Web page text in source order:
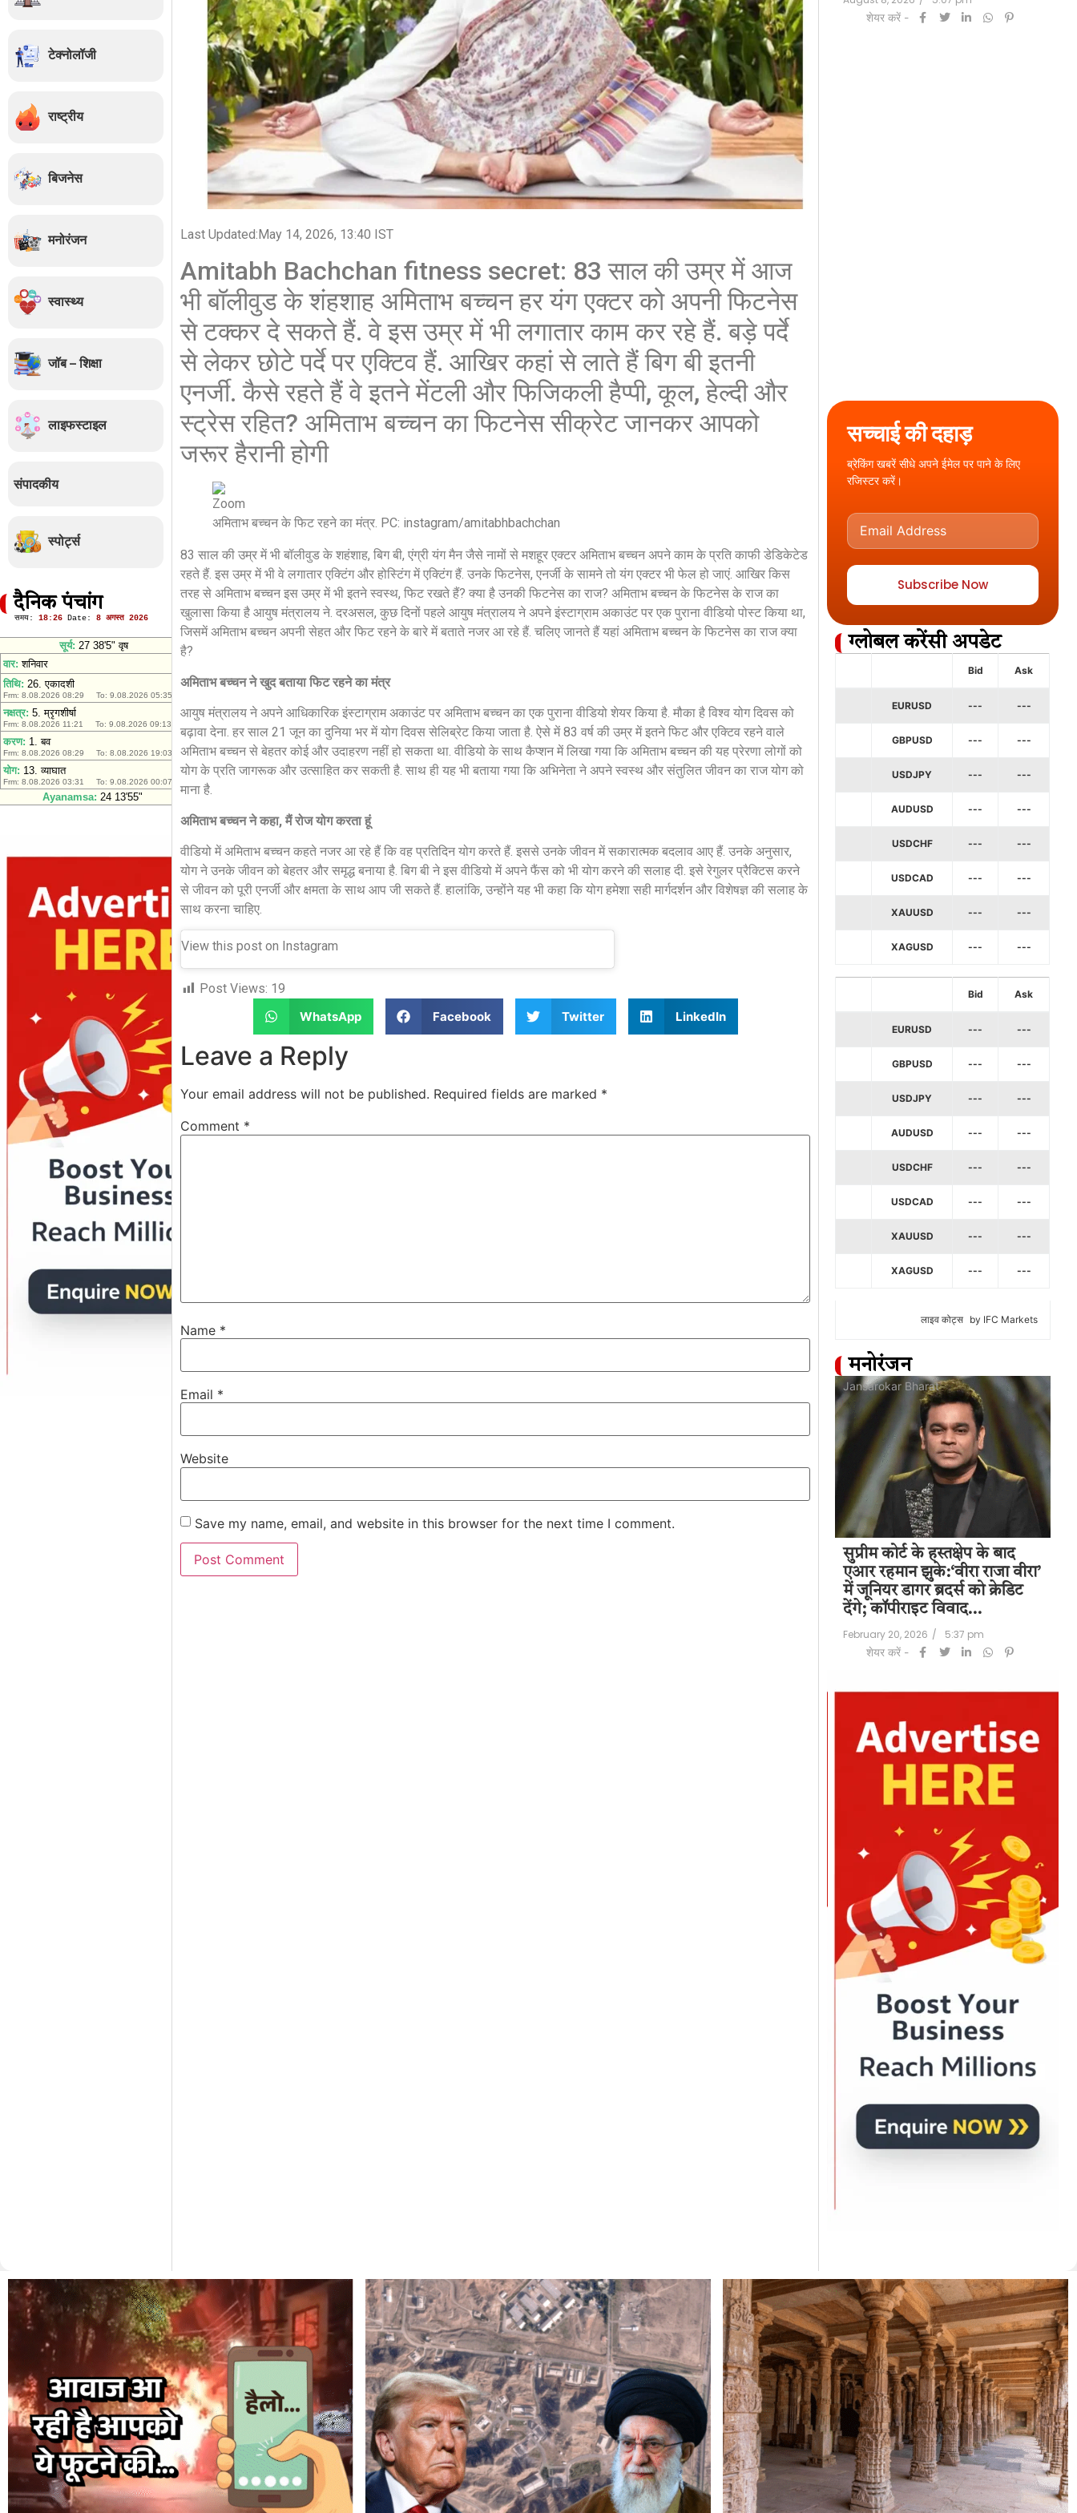
टेक्नोलॉजी
राष्ट्रीय
बिजनेस
मनोरंजन
स्वास्थ्य
जॉब – शिक्षा
लाइफस्टाइल
संपादकीय
स्पोर्ट्स
दैनिक पंचांग
Last Updated:May 14, 2026, 13:40 IST
Amitabh Bachchan fitness secret: 83 साल की उम्र में आज
भी बॉलीवुड के शंहशाह अमिताभ बच्चन हर यंग एक्टर को अपनी फिटनेस
से टक्कर दे सकते हैं. वे इस उम्र में भी लगातार काम कर रहे हैं. बड़े पर्दे
से लेकर छोटे पर्दे पर एक्टिव हैं. आखिर कहां से लाते हैं बिग बी इतनी
एनर्जी. कैसे रहते हैं वे इतने मेंटली और फिजिकली हैप्पी, कूल, हेल्दी और
स्ट्रेस रहित? अमिताभ बच्चन का फिटनेस सीक्रेट जानकर आपको
जरूर हैरानी होगी
अमिताभ बच्चन के फिट रहने का मंत्र. PC: instagram/amitabhbachchan
83 साल की उम्र में भी बॉलीवुड के शहंशाह, बिग बी, एंग्री यंग मैन जैसे नामों से मशहूर एक्टर अमिताभ बच्चन अपने काम के प्रति काफी डेडिकेटेड
रहते हैं. इस उम्र में भी वे लगातार एक्टिंग और होस्टिंग में एक्टिंग हैं. उनके फिटनेस, एनर्जी के सामने तो यंग एक्टर भी फेल हो जाएं. आखिर किस
तरह से अमिताभ बच्चन इस उम्र में भी इतने स्वस्थ, फिट रखते हैं? क्या है उनकी फिटनेस का राज? अमिताभ बच्चन के फिटनेस के राज का
खुलासा किया है आयुष मंत्रालय ने. दरअसल, कुछ दिनों पहले आयुष मंत्रालय ने अपने इंस्टाग्राम अकाउंट पर एक पुराना वीडियो पोस्ट किया था,
जिसमें अमिताभ बच्चन अपनी सेहत और फिट रहने के बारे में बताते नजर आ रहे हैं. चलिए जानते हैं यहां अमिताभ बच्चन के फिटनेस का राज क्या
है?
अमिताभ बच्चन ने खुद बताया फिट रहने का मंत्र
आयुष मंत्रालय ने अपने आधिकारिक इंस्टाग्राम अकाउंट पर अमिताभ बच्चन का एक पुराना वीडियो शेयर किया है. मौका है विश्व योग दिवस को
बढ़ावा देना. हर साल 21 जून का दुनिया भर में योग दिवस सेलिब्रेट किया जाता है. ऐसे में 83 वर्ष की उम्र में इतने फिट और एक्टिव रहने वाले
अमिताभ बच्चन से बेहतर कोई और उदाहरण नहीं हो सकता था. वीडियो के साथ कैप्शन में लिखा गया कि अमिताभ बच्चन की यह प्रेरणा लोगों को
योग के प्रति जागरूक और उत्साहित कर सकती है. साथ ही यह भी बताया गया कि अभिनेता ने अपने स्वस्थ और संतुलित जीवन का राज योग को
माना है.
अमिताभ बच्चन ने कहा, मैं रोज योग करता हूं
वीडियो में अमिताभ बच्चन कहते नजर आ रहे हैं कि वह प्रतिदिन योग करते हैं. इससे उनके जीवन में सकारात्मक बदलाव आए हैं. उनके अनुसार,
योग ने उनके जीवन को बेहतर और समृद्ध बनाया है. बिग बी ने इस वीडियो में अपने फैंस को भी योग करने की सलाह दी. इसे रेगुलर प्रैक्टिस करने
से जीवन को पूरी एनर्जी और क्षमता के साथ आप जी सकते हैं. हालांकि, उन्होंने यह भी कहा कि योग हमेशा सही मार्गदर्शन और विशेषज्ञ की सलाह के
साथ करना चाहिए.
View this post on Instagram
Post Views: 19
WhatsApp
Facebook Twitter LinkedIn
Leave a Reply
Your email address will not be published. Required fields are marked *
Comment *
Name *
Email *
Website
Save my name, email, and website in this browser for the next time I comment.
शेयर करें -
शेयर करें -
सच्चाई की दहाड़
ब्रेकिंग खबरें सीधे अपने ईमेल पर पाने के लिए
रजिस्टर करें।
Subscribe Now
ग्लोबल करेंसी अपडेट
Bid Ask
EURUSD --- ---
GBPUSD --- ---
USDJPY --- ---
AUDUSD --- ---
USDCHF --- ---
USDCAD --- ---
XAUUSD --- ---
XAGUSD --- ---
Bid Ask
EURUSD --- ---
GBPUSD --- ---
USDJPY --- ---
AUDUSD --- ---
USDCHF --- ---
USDCAD --- ---
XAUUSD --- ---
XAGUSD --- ---
लाइव कोट्स by IFC Markets
मनोरंजन
Jansarokar Bharat
सुप्रीम कोर्ट के हस्तक्षेप के बाद
एआर रहमान झुके:‘वीरा राजा वीरा’
में जूनियर डागर ब्रदर्स को क्रेडिट
देंगे; कॉपीराइट विवाद…
February 20, 2026 /
5:37 pm
शेयर करें -